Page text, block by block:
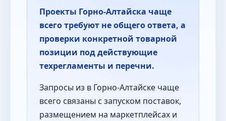
Проекты Горно-Алтайска чаще
всего требуют не общего ответа, а
проверки конкретной товарной
позиции под действующие
техрегламенты и перечни.
Запросы из в Горно-Алтайске чаще
всего связаны с запуском поставок,
размещением на маркетплейсах и